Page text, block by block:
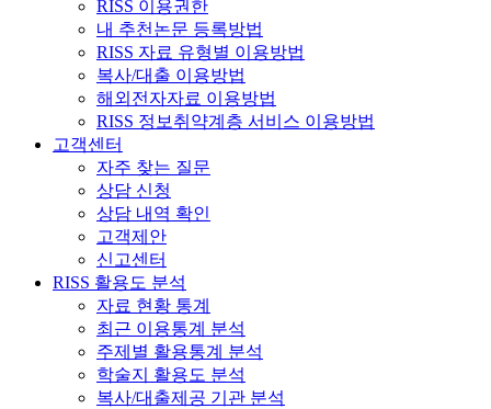
RISS 이용권한
내 추천논문 등록방법
RISS 자료 유형별 이용방법
복사/대출 이용방법
해외전자자료 이용방법
RISS 정보취약계층 서비스 이용방법
고객센터
자주 찾는 질문
상담 신청
상담 내역 확인
고객제안
신고센터
RISS 활용도 분석
자료 현황 통계
최근 이용통계 분석
주제별 활용통계 분석
학술지 활용도 분석
복사/대출제공 기관 분석